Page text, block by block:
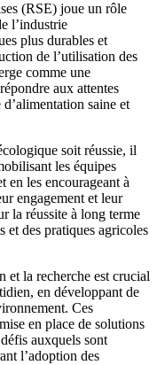
(RSE) joue un rôle
l’industrie
plus durables et
de l’utilisation des
comme une
aux attentes
saine et
soit réussie, il
les équipes
en les encourageant à
engagement et leur
la réussite à long terme
et des pratiques agricoles
et la recherche est crucial
en développant de
Ces
en place de solutions
auxquels sont
l’adoption des